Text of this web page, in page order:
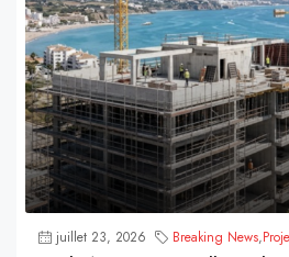
juillet 23, 2026 Breaking News,